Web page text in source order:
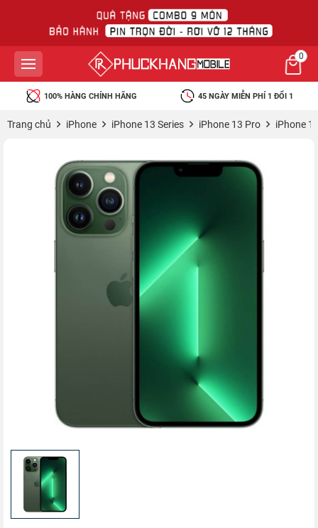
0
100% HÀNG CHÍNH HÃNG 45 NGÀY MIỄN PHÍ 1 ĐỔI 1
Trang chủ iPhone iPhone 13 Series iPhone 13 Pro iPhone